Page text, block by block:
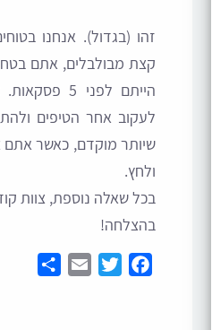
זהו (בגדול). אנחנו
קצת מבולבלים, אתם
הייתם לפני 5
לעקוב אחר הטיפים
שיותר מוקדם, כאשר אתם
ולחץ.
בכל שאלה נוספת, צוות
בהצלחה!
Facebook
Twitter
Email